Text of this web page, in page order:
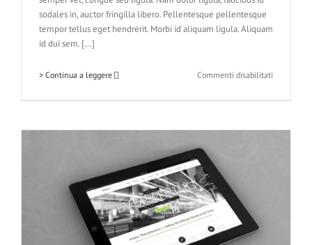
sodales in, auctor fringilla libero. Pellentesque pellentesque
tempor tellus eget hendrerit. Morbi id aliquam ligula. Aliquam
id dui sem. [...]
> Continua a leggere Commenti disabilitati
Enims